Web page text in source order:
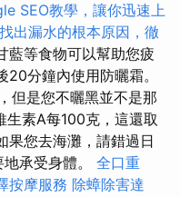
SEO教學，讓你迅速上
出漏水的根本原因，徹
藍等食物可以幫助您疲
分鐘內使用防曬霜。
但是您不曬黑並不是那
素A每100克，這還取
果您去海灘，請錯過日
承受身體。 全口重
按摩服務 除蟑除害達